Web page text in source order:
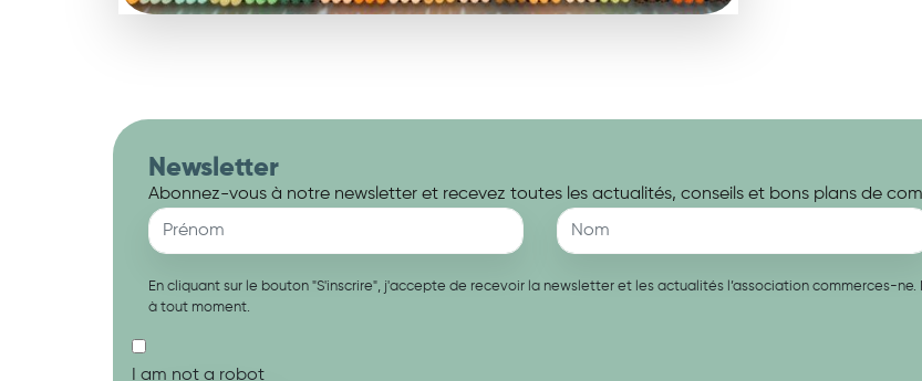
Newsletter
Abonnez-vous à notre newsletter et recevez toutes les actualités, conseils et bons plans de
En cliquant sur le bouton "S'inscrire", j'accepte de recevoir la newsletter et les actualités l’association commerces-
à tout moment.
I am not a robot